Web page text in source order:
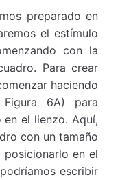
preparado en
el estímulo
con la
Para crear
haciendo
6A) para
el lienzo. Aquí,
con un tamaño
en el
escribir